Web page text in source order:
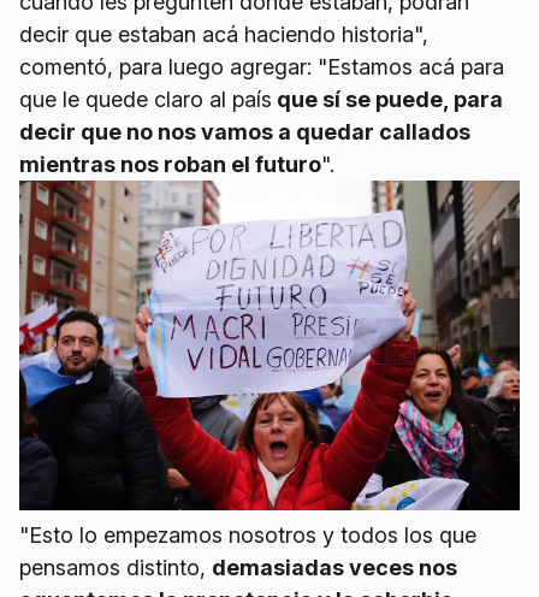
decir que estaban acá haciendo historia",
comentó, para luego agregar: "Estamos acá para
que le quede claro al país que sí se puede, para
decir que no nos vamos a quedar callados
mientras nos roban el futuro".
"Esto lo empezamos nosotros y todos los que
pensamos distinto, demasiadas veces nos